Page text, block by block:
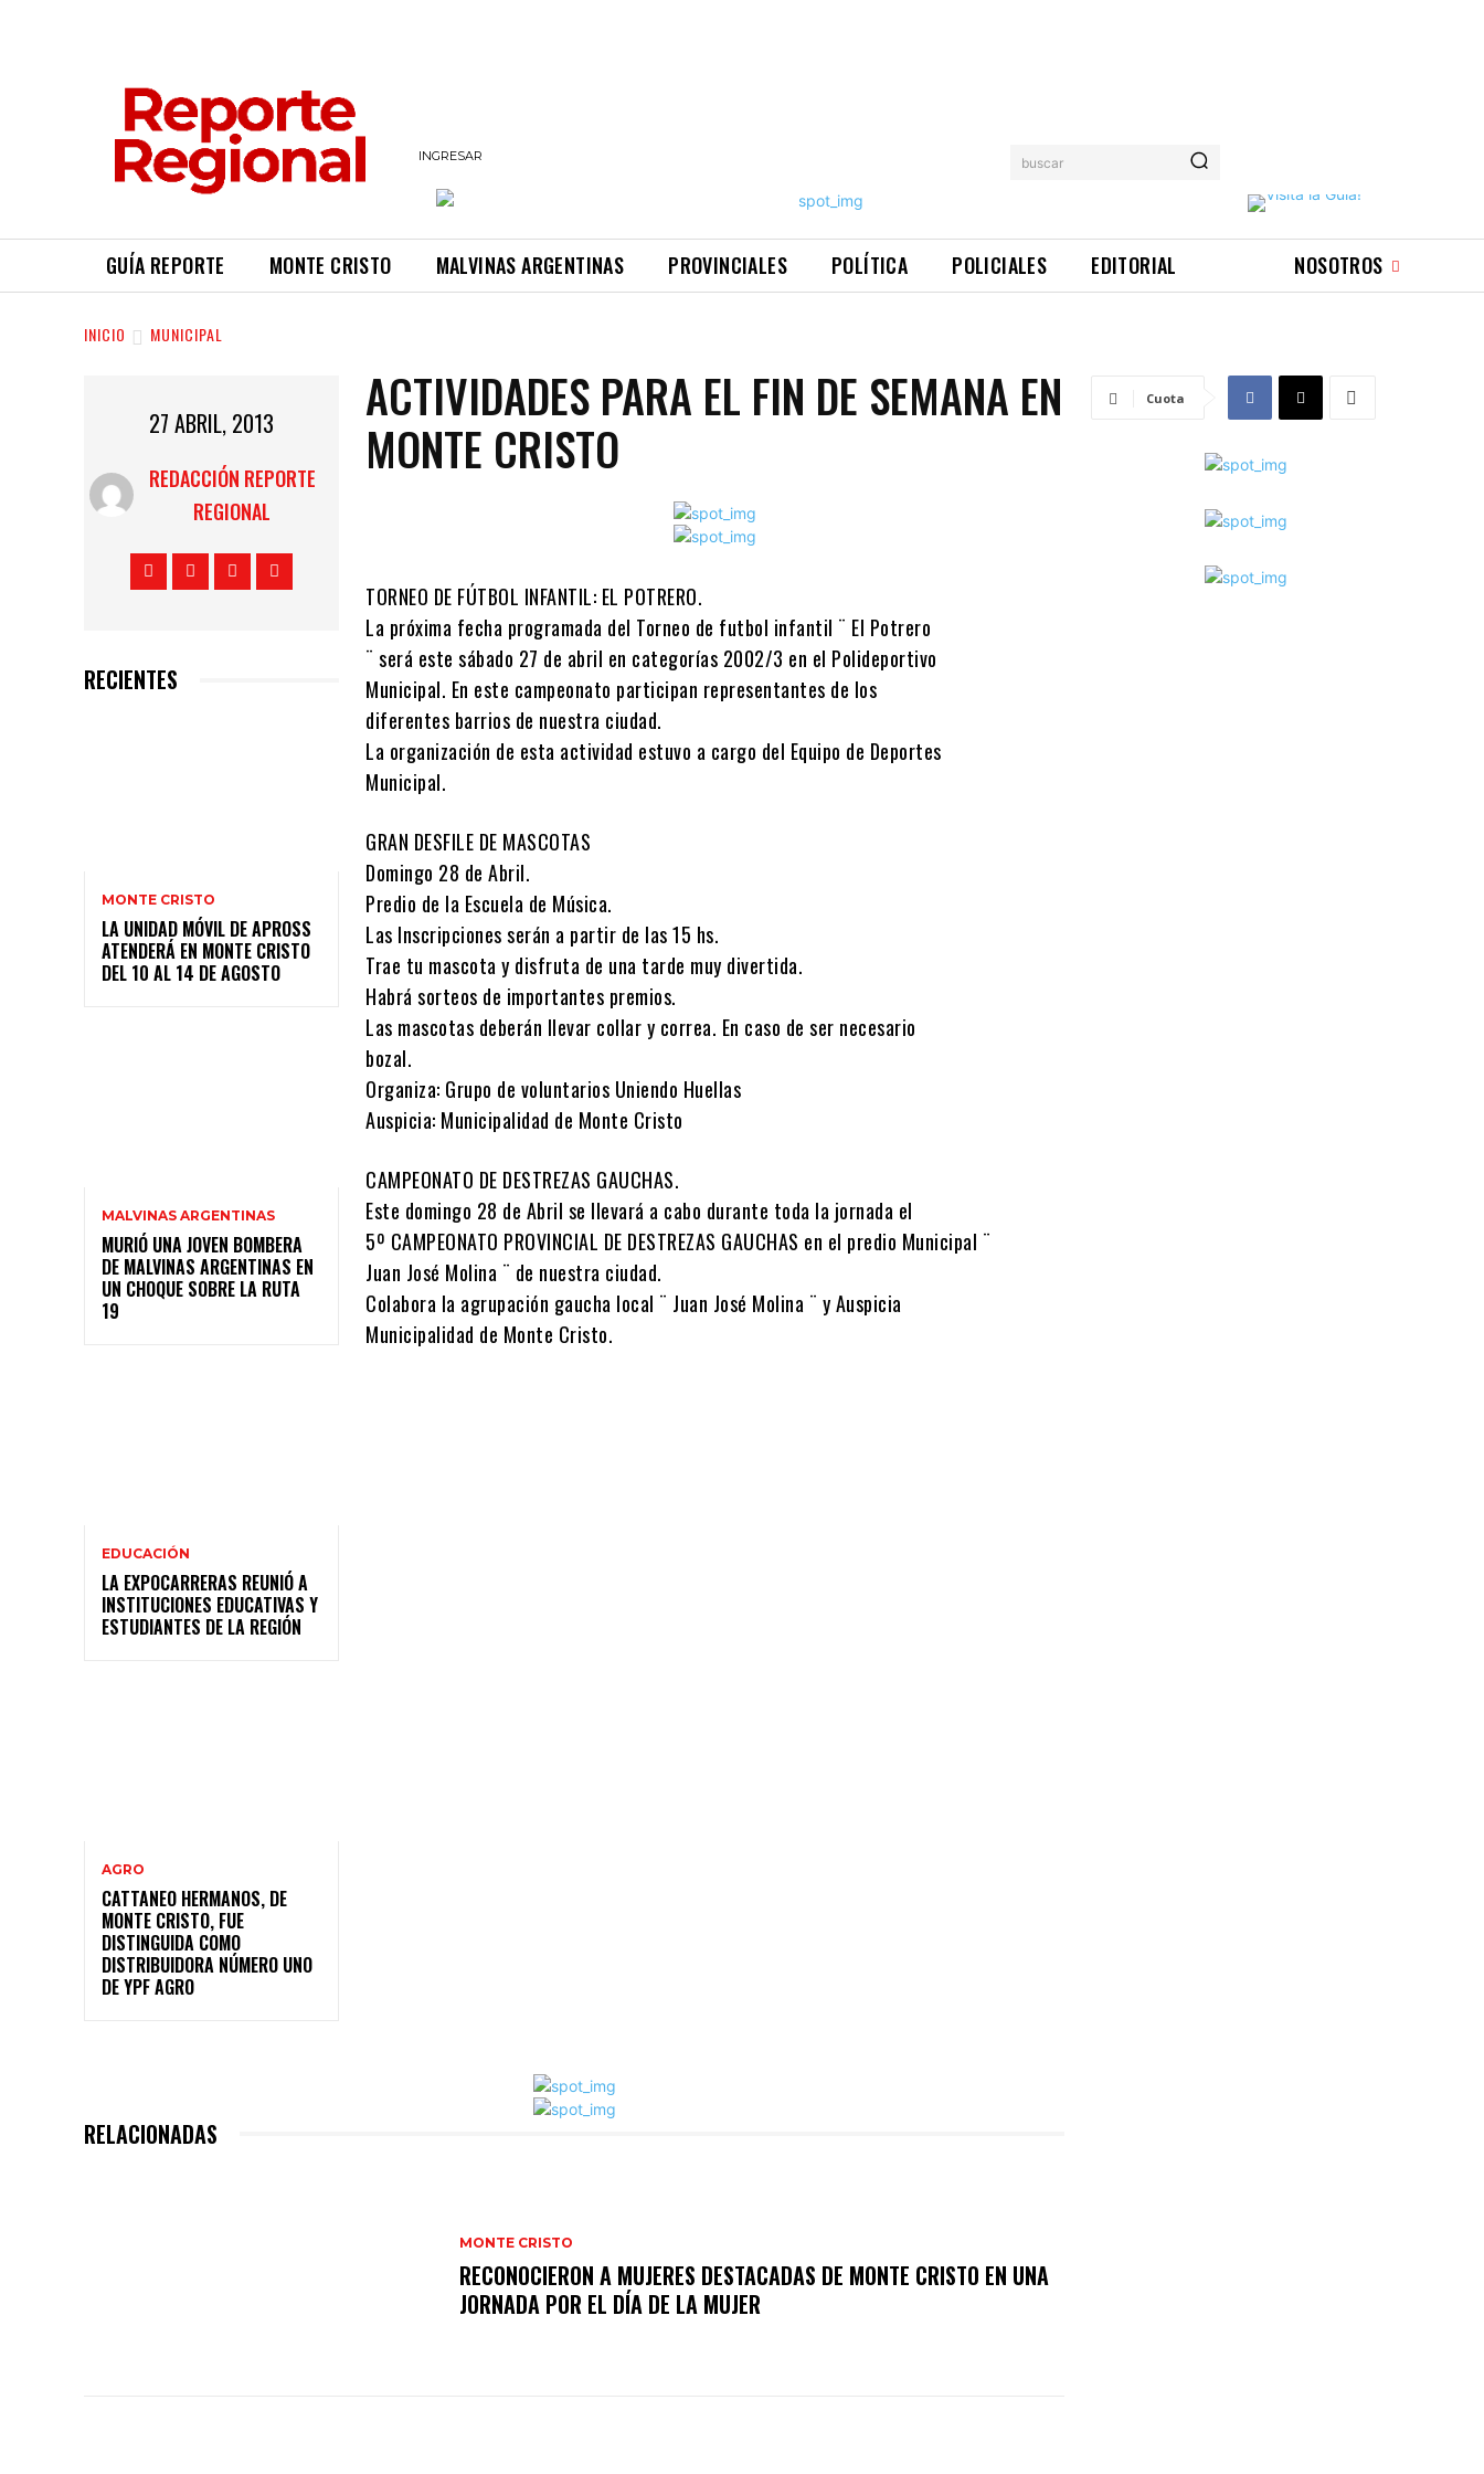
INGRESAR buscar
GUÍA REPORTE MONTE CRISTO MALVINAS ARGENTINAS PROVINCIALES POLÍTICA POLICIALES EDITORIAL NOSOTROS
INICIO MUNICIPAL
27 ABRIL, 2013
REDACCIÓN REPORTE
REGIONAL
RECIENTES
MONTE CRISTO
LA UNIDAD MÓVIL DE APROSS
ATENDERÁ EN MONTE CRISTO
DEL 10 AL 14 DE AGOSTO
MALVINAS ARGENTINAS
MURIÓ UNA JOVEN BOMBERA
DE MALVINAS ARGENTINAS EN
UN CHOQUE SOBRE LA RUTA
19
EDUCACIÓN
LA EXPOCARRERAS REUNIÓ A
INSTITUCIONES EDUCATIVAS Y
ESTUDIANTES DE LA REGIÓN
AGRO
CATTANEO HERMANOS, DE
MONTE CRISTO, FUE
DISTINGUIDA COMO
DISTRIBUIDORA NÚMERO UNO
DE YPF AGRO
ACTIVIDADES PARA EL FIN DE SEMANA EN
MONTE CRISTO
TORNEO DE FÚTBOL INFANTIL: EL POTRERO.
La próxima fecha programada del Torneo de futbol infantil ¨ El Potrero
¨ será este sábado 27 de abril en categorías 2002/3 en el Polideportivo
Municipal. En este campeonato participan representantes de los
diferentes barrios de nuestra ciudad.
La organización de esta actividad estuvo a cargo del Equipo de Deportes
Municipal.
GRAN DESFILE DE MASCOTAS
Domingo 28 de Abril.
Predio de la Escuela de Música.
Las Inscripciones serán a partir de las 15 hs.
Trae tu mascota y disfruta de una tarde muy divertida.
Habrá sorteos de importantes premios.
Las mascotas deberán llevar collar y correa. En caso de ser necesario
bozal.
Organiza: Grupo de voluntarios Uniendo Huellas
Auspicia: Municipalidad de Monte Cristo
CAMPEONATO DE DESTREZAS GAUCHAS.
Este domingo 28 de Abril se llevará a cabo durante toda la jornada el
5º CAMPEONATO PROVINCIAL DE DESTREZAS GAUCHAS en el predio Municipal ¨
Juan José Molina ¨ de nuestra ciudad.
Colabora la agrupación gaucha local ¨ Juan José Molina ¨ y Auspicia
Municipalidad de Monte Cristo.
RELACIONADAS
MONTE CRISTO
RECONOCIERON A MUJERES DESTACADAS DE MONTE CRISTO EN UNA
JORNADA POR EL DÍA DE LA MUJER
Cuota